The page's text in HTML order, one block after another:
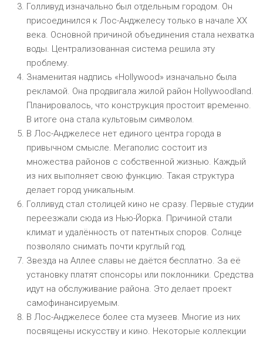
Голливуд изначально был отдельным городом. Он
присоединился к Лос-Анджелесу только в начале XX
века. Основной причиной объединения стала нехватка
воды. Централизованная система решила эту
проблему.
Знаменитая надпись «Hollywood» изначально была
рекламой. Она продвигала жилой район Hollywoodland.
Планировалось, что конструкция простоит временно.
В итоге она стала культовым символом.
В Лос-Анджелесе нет единого центра города в
привычном смысле. Мегаполис состоит из
множества районов с собственной жизнью. Каждый
из них выполняет свою функцию. Такая структура
делает город уникальным.
Голливуд стал столицей кино не сразу. Первые студии
переезжали сюда из Нью-Йорка. Причиной стали
климат и удалённость от патентных споров. Солнце
позволяло снимать почти круглый год.
Звезда на Аллее славы не даётся бесплатно. За её
установку платят спонсоры или поклонники. Средства
идут на обслуживание района. Это делает проект
самофинансируемым.
В Лос-Анджелесе более ста музеев. Многие из них
посвящены искусству и кино. Некоторые коллекции